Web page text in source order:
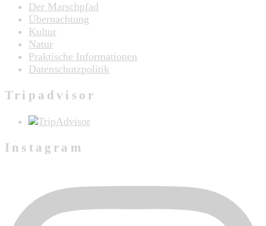
Der Marschpfad
Übernachtung
Kultur
Natur
Praktische Informationen
Datenschutzpolitik
Tripadvisor
Instagram